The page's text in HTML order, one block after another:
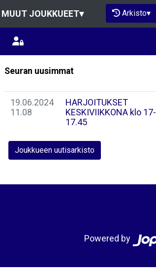
MUUT JOUKKUEET▾ Arkisto▾
Seuran uusimmat
19.06.2024
11.08
HARJOITUKSET
KESKIVIIKKONA klo 17-
17.45
Joukkueen uutisarkisto
Powered by